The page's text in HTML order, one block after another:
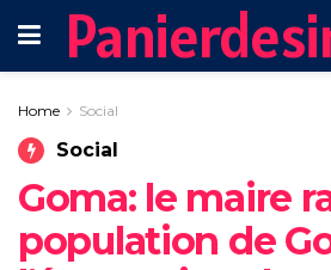
Home Social
Social
Goma: le maire
population de